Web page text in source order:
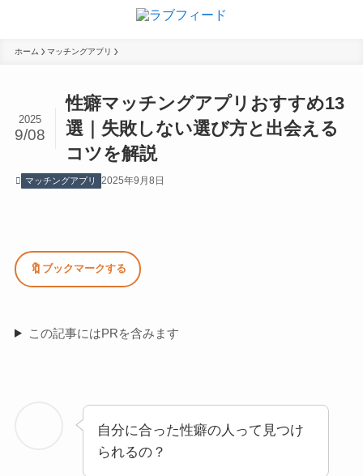
ホーム マッチングアプリ
性癖マッチングアプリおすすめ13
選｜失敗しない選び方と出会える
コツを解説
2025
9/08
マッチングアプリ 2025年9月8日
🔖 ブックマークする
この記事にはPRを含みます
自分に合った性癖の人って見つけ
られるの？